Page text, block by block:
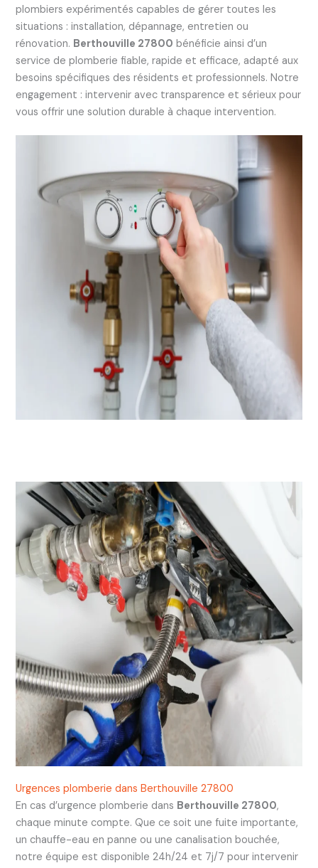
plombiers expérimentés capables de gérer toutes les
situations : installation, dépannage, entretien ou
rénovation. Berthouville 27800 bénéficie ainsi d’un
service de plomberie fiable, rapide et efficace, adapté aux
besoins spécifiques des résidents et professionnels. Notre
engagement : intervenir avec transparence et sérieux pour
vous offrir une solution durable à chaque intervention.
Urgences plomberie dans Berthouville 27800
En cas d’urgence plomberie dans Berthouville 27800,
chaque minute compte. Que ce soit une fuite importante,
un chauffe-eau en panne ou une canalisation bouchée,
notre équipe est disponible 24h/24 et 7j/7 pour intervenir